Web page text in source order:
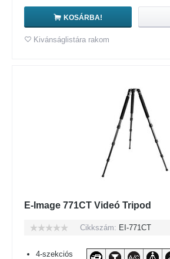
KOSÁRBA!
Kivánságlistára rakom
E-Image 771CT Videó Tripod
Cikkszám: EI-771CT
4-szekciós